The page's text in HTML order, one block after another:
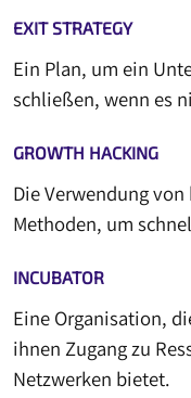
EXIT STRATEGY
Ein Plan, um ein
schließen, wenn es
GROWTH HACKING
Die Verwendung
Methoden, um
INCUBATOR
Eine Organisation,
ihnen Zugang zu
Netzwerken bietet.